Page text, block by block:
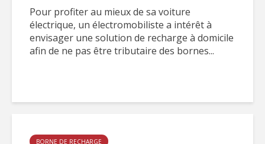
Pour profiter au mieux de sa voiture
électrique, un électromobiliste a intérêt à
envisager une solution de recharge à domicile
afin de ne pas être tributaire des bornes...
BORNE DE RECHARGE